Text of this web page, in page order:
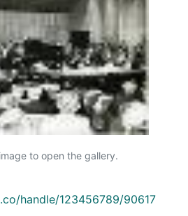
to open the gallery.
handle/123456789/90617